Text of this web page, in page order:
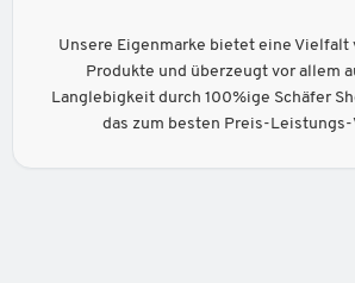
Unsere Eigenmarke bietet eine
Produkte und überzeugt vor allem
Langlebigkeit durch 100%ige Schäfer
das zum besten Preis-